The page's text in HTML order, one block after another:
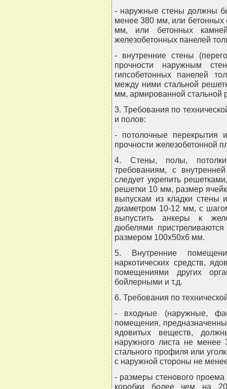
- наружные стены должны
менее 380 мм, или бетонных
мм, или бетонных
железобетонных панелей
- внутренние стены
прочности наружным
гипсобетонных панелей
между ними стальной
мм, армированной стальной
3. Требования по
и полов:
- потолочные перекрытия
прочности железобетонной
4. Стены, полы,
требованиям, с
следует укрепить
решетки 10 мм, размер
выпускам из кладки стены
диаметром 10-12 мм, с
выпустить анкеры к
дюбелями
размером 100х50х6 мм.
5. Внутренние
наркотических средств,
помещениями других
бойлерными и т.д.
6. Требования по
- входные (наружные,
помещения,
ядовитых веществ,
наружного листа не менее
стального профиля или
с наружной стороны не
- размеры стенового
коробки более чем на